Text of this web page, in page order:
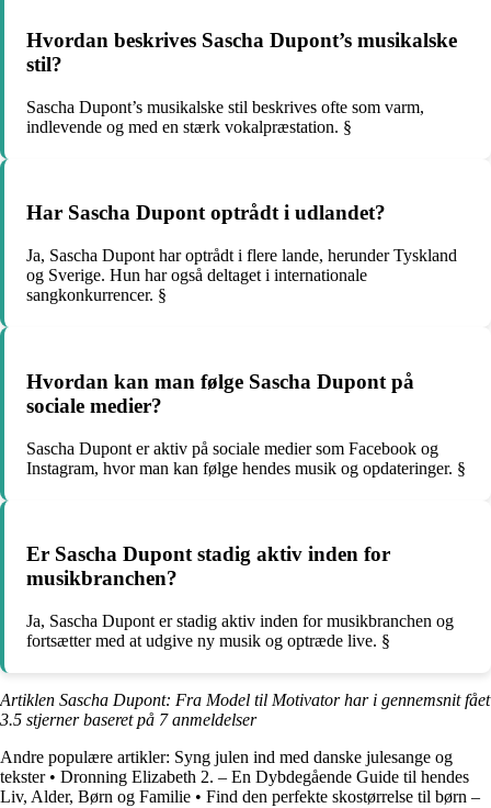
Hvordan beskrives Sascha Dupont’s musikalske
stil?
Sascha Dupont’s musikalske stil beskrives ofte som varm,
indlevende og med en stærk vokalpræstation. §
Har Sascha Dupont optrådt i udlandet?
Ja, Sascha Dupont har optrådt i flere lande, herunder Tyskland
og Sverige. Hun har også deltaget i internationale
sangkonkurrencer. §
Hvordan kan man følge Sascha Dupont på
sociale medier?
Sascha Dupont er aktiv på sociale medier som Facebook og
Instagram, hvor man kan følge hendes musik og opdateringer. §
Er Sascha Dupont stadig aktiv inden for
musikbranchen?
Ja, Sascha Dupont er stadig aktiv inden for musikbranchen og
fortsætter med at udgive ny musik og optræde live. §
Artiklen Sascha Dupont: Fra Model til Motivator har i gennemsnit fået
3.5 stjerner baseret på 7anmeldelser
Andre populære artikler: Syng julen ind med danske julesange og
tekster• Dronning Elizabeth 2. – En Dybdegående Guide til hendes
Liv, Alder, Børn og Familie • Find den perfekte skostørrelse til børn –